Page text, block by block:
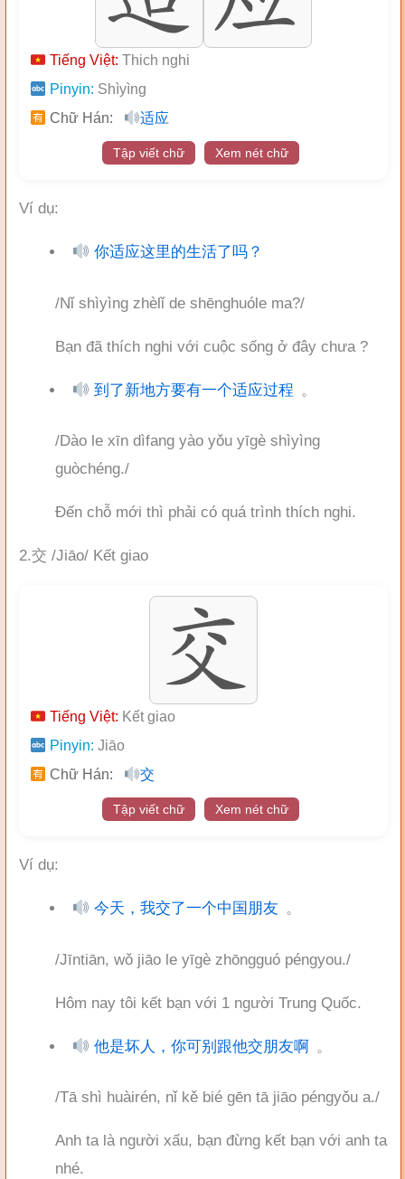
Tiếng Việt: Thich nghi
Pinyin: Shìyìng
Chữ Hán:
适应
Tập viết chữ Xem nét chữ
Ví dụ:
你适应这里的生活了吗？
/Nǐ shìyìng zhèlǐ de shēnghuóle ma?/
Bạn đã thích nghi với cuộc sống ở đây chưa ?
到了新地方要有一个适应过程 。
/Dào le xīn dìfang yào yǒu yīgè shìyìng
guòchéng./
Đến chỗ mới thì phải có quá trình thích nghi.
2.交 /Jiāo/ Kết giao
Tiếng Việt: Kết giao
Pinyin: Jiāo
Chữ Hán:
交
Tập viết chữ Xem nét chữ
Ví dụ:
今天，我交了一个中国朋友 。
/Jīntiān, wǒ jiāo le yīgè zhōngguó péngyou./
Hôm nay tôi kết bạn với 1 người Trung Quốc.
他是坏人，你可别跟他交朋友啊 。
/Tā shì huàirén, nǐ kě bié gēn tā jiāo péngyǒu a./
Anh ta là người xấu, bạn đừng kết bạn với anh ta
nhé.